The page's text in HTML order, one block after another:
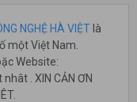
NGHỆ HÀ VIỆT là
một Việt Nam.
Website:
. XIN CẢN ƠN